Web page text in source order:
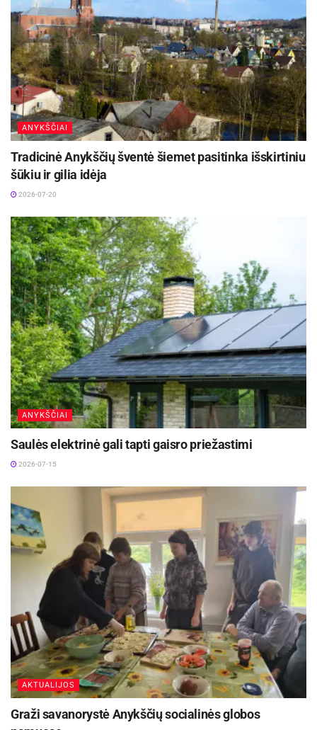
Anykščių koplyčioje (Vilniaus g. 36),
internetu, bilietų platinimo sistemoje „Paysera Tickets“:
https://tickets.paysera.com/lt/event/naujametinis-koncertas-taip-
skamba-naktis-giedre-kisieliute-sopranas-mindaugas-tomas-
miskinis-baritonas-marius-sakavicius-violoncele-julianas-
germanovicius-fortepijonas
Rėmėjas: Anykščių rajono savivaldybė
Informacinis rėmėjas: regioninis naujienų portalaswww.anyksta.lt
ir laikraštis „Anykšta“
Žymos: Anykščių menų centras Pranešimas spaudai
ANYKŠČIAI
Tradicinė Anykščių šventė šiemet pasitinka išskirtiniu
šūkiu ir gilia idėja
2026-07-20
ANYKŠČIAI
Saulės elektrinė gali tapti gaisro priežastimi
2026-07-15
AKTUALIJOS
Graži savanorystė Anykščių socialinės globos